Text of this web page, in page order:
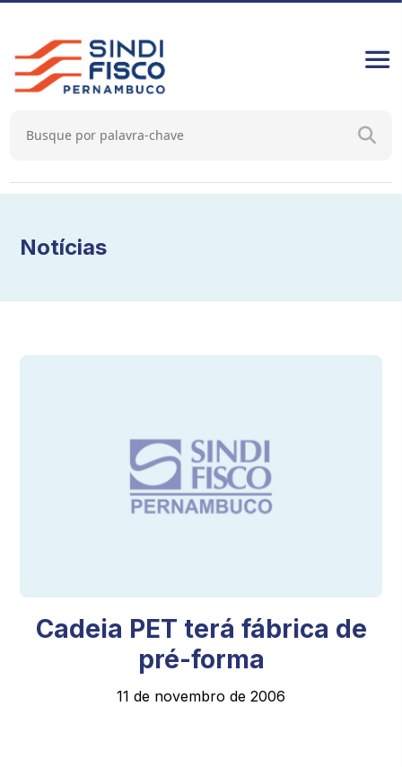
Notícias
Cadeia PET terá fábrica de
pré-forma
11 de novembro de 2006